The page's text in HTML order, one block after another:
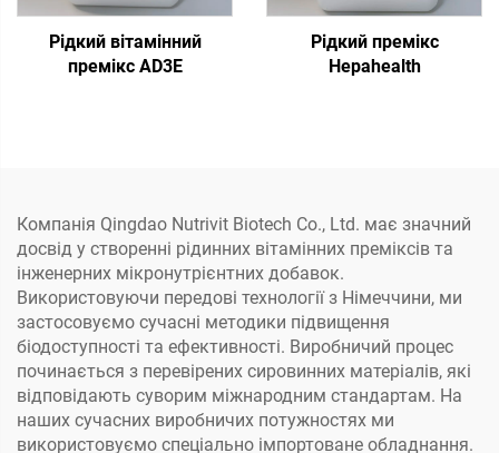
Рідкий вітамінний
премікс AD3E
Рідкий премікс
Hepahealth
Компанія Qingdao Nutrivit Biotech Co., Ltd. має значний
досвід у створенні рідинних вітамінних преміксів та
інженерних мікронутрієнтних добавок.
Використовуючи передові технології з Німеччини, ми
застосовуємо сучасні методики підвищення
біодоступності та ефективності. Виробничий процес
починається з перевірених сировинних матеріалів, які
відповідають суворим міжнародним стандартам. На
наших сучасних виробничих потужностях ми
використовуємо спеціально імпортоване обладнання.